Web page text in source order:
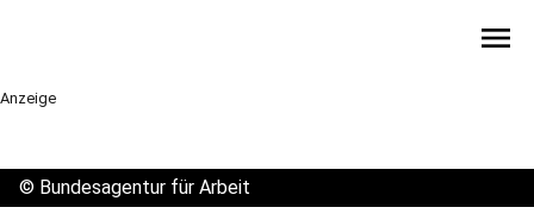
menu
Anzeige
© Bundesagentur für Arbeit